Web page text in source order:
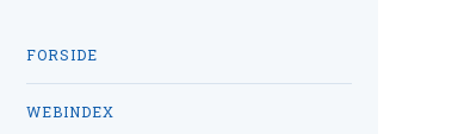
FORSIDE
WEBINDEX